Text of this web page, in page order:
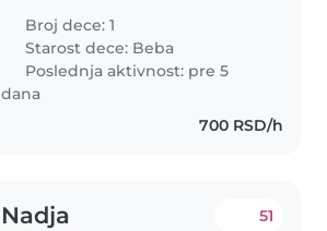
playful baby. Our home is pet-
friendly, so comfort with animals
is a plus! We'd love someone
who..
Broj dece: 1
Starost dece: Beba
Poslednja aktivnost: pre 5
dana
700 RSD/h
Nadja 51